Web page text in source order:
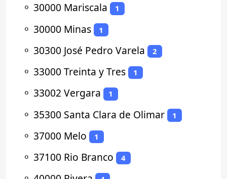
⚬ 30000 Mariscala 1
⚬ 30000 Minas 1
⚬ 30300 José Pedro Varela 2
⚬ 33000 Treinta y Tres 1
⚬ 33002 Vergara 1
⚬ 35300 Santa Clara de Olimar 1
⚬ 37000 Melo 1
⚬ 37100 Rio Branco 4